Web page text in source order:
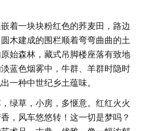
着一块块粉红色的荞麦田，路边
木建成的围栏顺着弯弯曲曲的土
始森林，藏式吊脚楼座落有致地
蓝色烟雾中，牛群、羊群时隐时
一种中世纪乡土蕴味。
绿草，小房，多惬意。红红火火
，风车悠悠转！这一切是梦吗？